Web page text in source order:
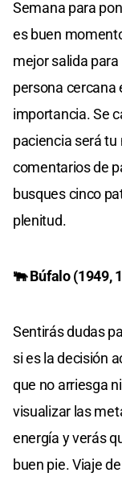
Semana para
es buen
mejor salida
persona cercana
importancia. Se
paciencia será
comentarios de
busques cinco
plenitud.
🐃 Búfalo (1949,
Sentirás dudas
si es la decisión
que no arriesga
visualizar las
energía y verás
buen pie. Viaje